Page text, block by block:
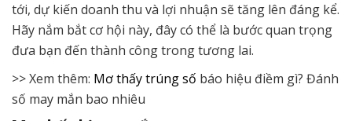
tới, dự kiến doanh thu và lợi nhuận sẽ tăng lên đáng kể.
Hãy nắm bắt cơ hội này, đây có thể là bước quan trọng
đưa bạn đến thành công trong tương lai.
>> Xem thêm: Mơ thấy trúng số báo hiệu điềm gì? Đánh
số may mắn bao nhiêu